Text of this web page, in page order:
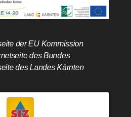
der EU Kommission
des Bundes
des Landes Kärnten